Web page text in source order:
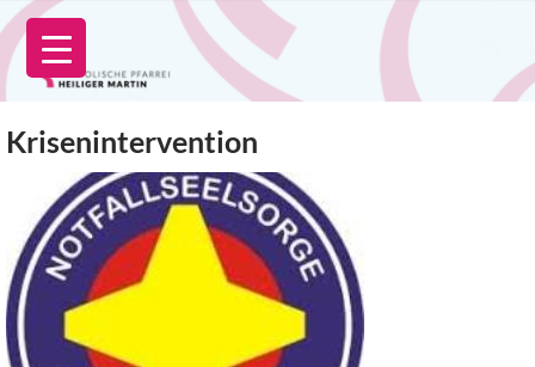
Zum
Inhalt
springen
Krisenintervention